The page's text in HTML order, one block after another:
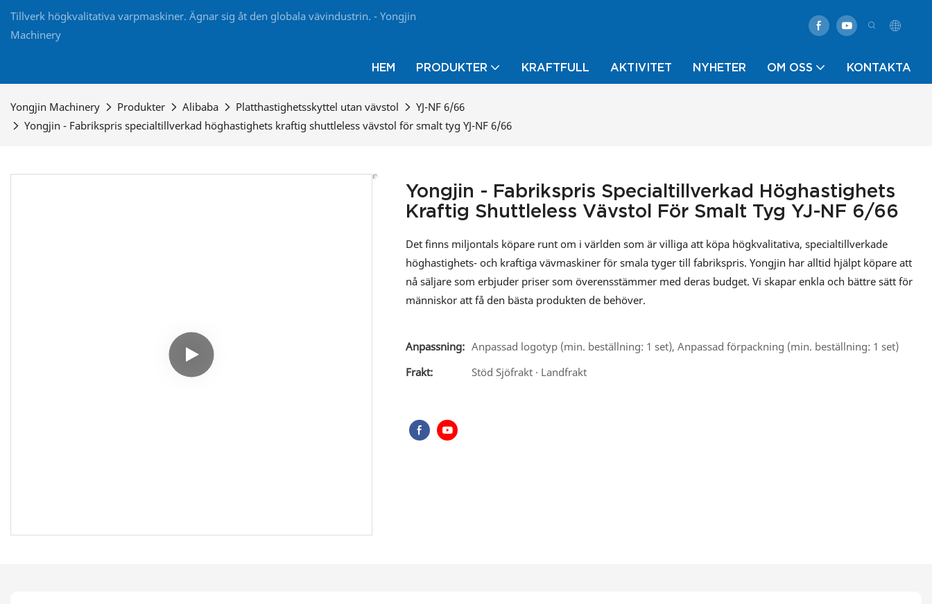
Tillverk högkvalitativa varpmaskiner. Ägnar sig åt den globala vävindustrin. - Yongjin
Machinery
HEM PRODUKTER KRAFTFULL AKTIVITET NYHETER OM OSS KONTAKTA
Yongjin Machinery Produkter Alibaba Platthastighetsskyttel utan vävstol
YJ-NF 6/66
Yongjin - Fabrikspris specialtillverkad höghastighets kraftig shuttleless vävstol för smalt tyg YJ-NF 6/66
Yongjin - Fabrikspris Specialtillverkad Höghastighets
Kraftig Shuttleless Vävstol För Smalt Tyg YJ-NF 6/66
Det finns miljontals köpare runt om i världen som är villiga att köpa högkvalitativa, specialtillverkade
höghastighets- och kraftiga vävmaskiner för smala tyger till fabrikspris. Yongjin har alltid hjälpt köpare att
nå säljare som erbjuder priser som överensstämmer med deras budget. Vi skapar enkla och bättre sätt för
människor att få den bästa produkten de behöver.
Anpassning: Anpassad logotyp (min. beställning: 1 set), Anpassad förpackning (min. beställning: 1 set)
Frakt:
Stöd Sjöfrakt · Landfrakt